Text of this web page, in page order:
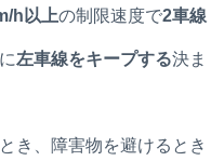
h以上の制限速度で2車線
左車線をキープする決ま
き、障害物を避けるとき